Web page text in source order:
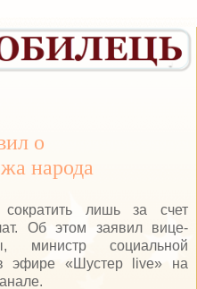
о
народа
лишь за счет
Об этом заявил вице-
министр социальной
эфире «Шустер live» на